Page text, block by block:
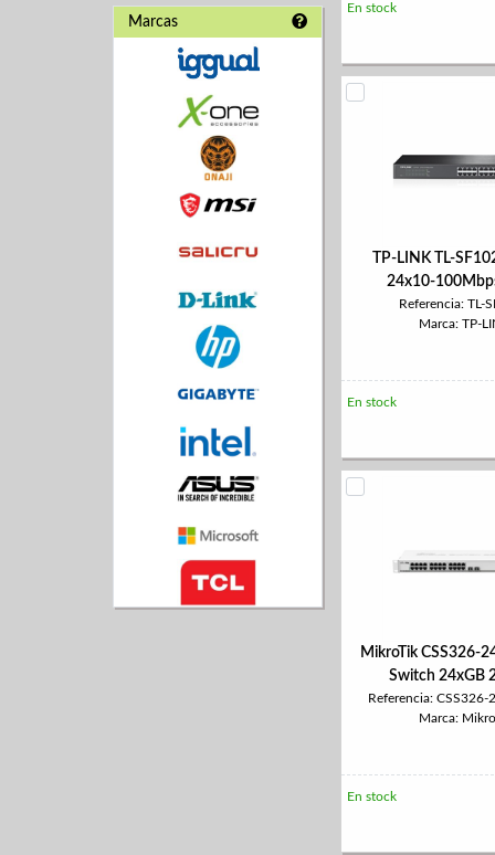
Marcas
En stock
TP-LINK TL-
24x10-
Referencia: TL-
Marca: TP-
En stock
MikroTik CSS326-
Switch 24xGB
Referencia: CSS326-
Marca:
En stock